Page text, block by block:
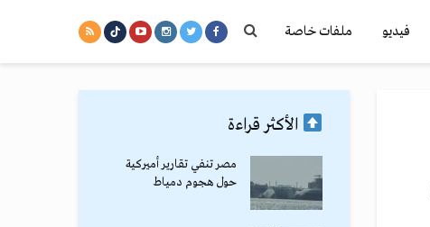
فيديو ملفات خاصة
الأكثر قراءة
مصر تنفي تقارير أميركية
حول هجوم دمياط